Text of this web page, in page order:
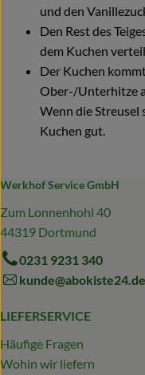
und den
Den Rest des
dem Kuchen
Der Kuchen
Ober-/Unterhitze
Wenn die Streusel
Kuchen gut.
Werkhof Service GmbH
Zum Lonnenhohl 40
44319 Dortmund
0231 9231 340
kunde@abokiste24.de
LIEFERSERVICE
Häufige Fragen
Wohin wir liefern